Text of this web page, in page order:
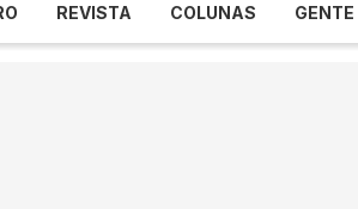
REVISTA COLUNAS GENTE